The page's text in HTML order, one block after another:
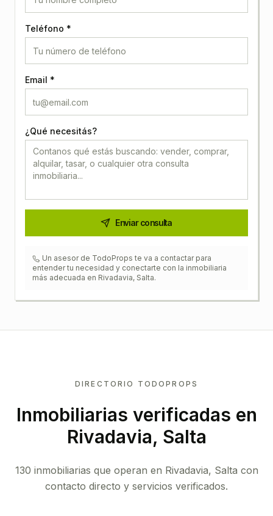
Teléfono *
Email *
¿Qué necesitás?
Enviar consulta
Un asesor de TodoProps te va a contactar para
entender tu necesidad y conectarte con la inmobiliaria
más adecuada en Rivadavia, Salta.
DIRECTORIO TODOPROPS
Inmobiliarias verificadas en
Rivadavia, Salta
130 inmobiliarias que operan en Rivadavia, Salta con
contacto directo y servicios verificados.